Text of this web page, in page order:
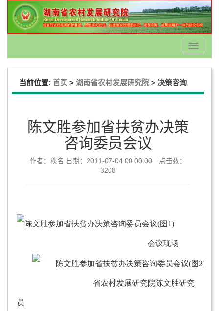
Toggle
当前位置: 首页 > 湖南省农村发展研究院 > 决策咨询
陈文胜参加省扶贫办决策
咨询委员会议
作者：秩名 日期：2011-07-04 00:00:00 点击数：
3208
会议现场
省农村发展研究院陈文胜研究
员